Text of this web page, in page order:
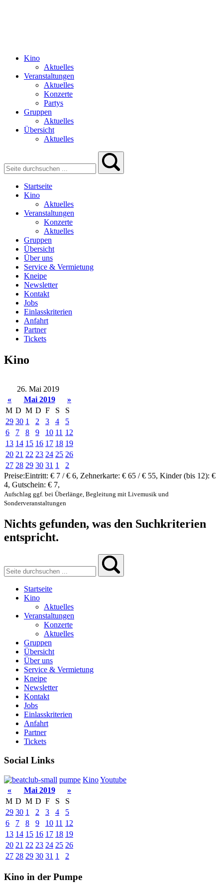
Kino
Aktuelles
Veranstaltungen
Aktuelles
Konzerte
Partys
Gruppen
Aktuelles
Übersicht
Aktuelles
Startseite
Kino
Aktuelles
Veranstaltungen
Konzerte
Aktuelles
Gruppen
Übersicht
Über uns
Service & Vermietung
Kneipe
Newsletter
Kontakt
Jobs
Einlasskriterien
Anfahrt
Partner
Tickets
Kino
26. Mai 2019
«
Mai 2019
»
M D M D F S
S
29 30 1 2 3 4
5
6
7 8 9 10 11 12
13 14 15 16 17 18 19
20 21 22 23 24 25 26
27 28 29 30 31 1
2
Preise:Eintritt: € 7 / € 6, Zehnerkarte: € 65 / € 55, Kinder (bis 12): €
4, Gutschein: € 7,
Aufschlag ggf. bei Überlänge, Begleitung mit Livemusik und
Sonderveranstaltungen
Nichts gefunden, was den Suchkriterien
entspricht.
Startseite
Kino
Aktuelles
Veranstaltungen
Konzerte
Aktuelles
Gruppen
Übersicht
Über uns
Service & Vermietung
Kneipe
Newsletter
Kontakt
Jobs
Einlasskriterien
Anfahrt
Partner
Tickets
Social Links
pumpe KinoYoutube
«
Mai 2019
»
M D M D F S
S
29 30 1 2 3 4
5
6
7 8 9 10 11 12
13 14 15 16 17 18 19
20 21 22 23 24 25 26
27 28 29 30 31 1 2
Kino in der Pumpe